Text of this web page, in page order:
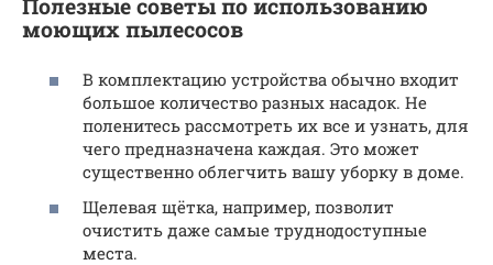
Полезные советы по использованию
моющих пылесосов
В комплектацию устройства обычно входит
большое количество разных насадок. Не
поленитесь рассмотреть их все и узнать, для
чего предназначена каждая. Это может
существенно облегчить вашу уборку в доме.
Щелевая щётка, например, позволит
очистить даже самые труднодоступные
места.